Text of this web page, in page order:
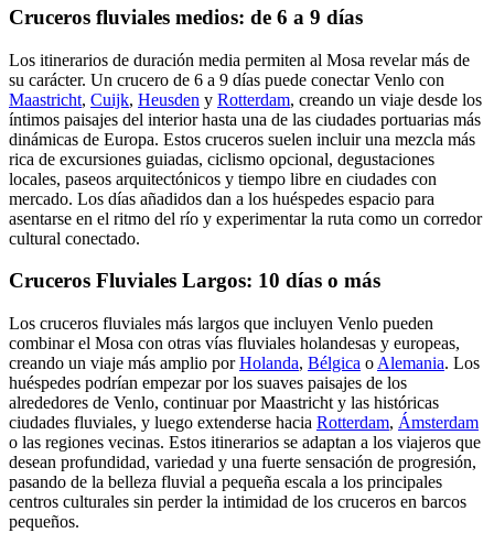
Cruceros fluviales medios: de 6 a 9 días
Los itinerarios de duración media permiten al Mosa revelar más de
su carácter. Un crucero de 6 a 9 días puede conectar Venlo con
Maastricht, Cuijk, Heusden y Rotterdam, creando un viaje desde los
íntimos paisajes del interior hasta una de las ciudades portuarias más
dinámicas de Europa. Estos cruceros suelen incluir una mezcla más
rica de excursiones guiadas, ciclismo opcional, degustaciones
locales, paseos arquitectónicos y tiempo libre en ciudades con
mercado. Los días añadidos dan a los huéspedes espacio para
asentarse en el ritmo del río y experimentar la ruta como un corredor
cultural conectado.
Cruceros Fluviales Largos: 10 días o más
Los cruceros fluviales más largos que incluyen Venlo pueden
combinar el Mosa con otras vías fluviales holandesas y europeas,
creando un viaje más amplio porHolanda, Bélgica o Alemania. Los
huéspedes podrían empezar por los suaves paisajes de los
alrededores de Venlo, continuar por Maastricht y las históricas
ciudades fluviales, y luego extenderse hacia Rotterdam, Ámsterdam
o las regiones vecinas. Estos itinerarios se adaptan a los viajeros que
desean profundidad, variedad y una fuerte sensación de progresión,
pasando de la belleza fluvial a pequeña escala a los principales
centros culturales sin perder la intimidad de los cruceros en barcos
pequeños.